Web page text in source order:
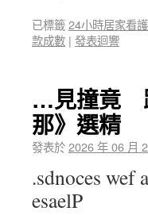
已標籤24小時居家看護
款成數 | 發表迴響
…見撞竟
那》選精
發表於2026 年 06 月
.sdnoces wef
esaelP